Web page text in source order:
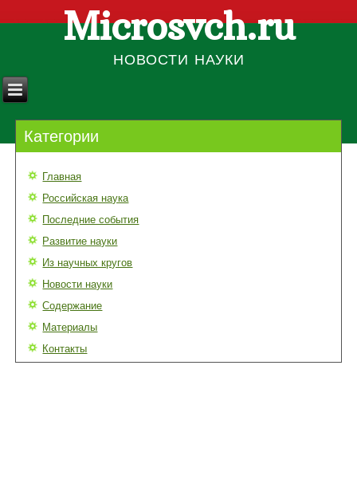
Microsvch.ru
НОВОСТИ НАУКИ
Категории
Главная
Российская наука
Последние события
Развитие науки
Из научных кругов
Новости науки
Содержание
Материалы
Контакты